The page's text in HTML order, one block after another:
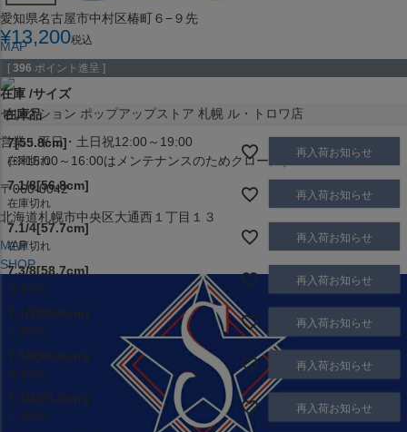
愛知県名古屋市中村区椿町６−９先
MAP
SHOP
セレクション ポップアップストア 札幌 ル・トロワ店
営業：平日・土日祝12:00～19:00
（※15:00～16:00はメンテナンスのためクローズ）
〒060-0042
北海道札幌市中央区大通西１丁目１３
MAP
SHOP
¥13,200税込
[ 396 ポイント進呈 ]
在庫 サイズ
在庫品
7[55.8cm]
在庫切れ
再入荷お知らせ
7.1/8[56.8cm]
在庫切れ
再入荷お知らせ
7.1/4[57.7cm]
在庫切れ
再入荷お知らせ
7.3/8[58.7cm]
在庫切れ
再入荷お知らせ
7.1/2[59.6cm]
在庫切れ
再入荷お知らせ
7.5/8[60.6cm]
在庫切れ
再入荷お知らせ
7.3/4[61.5cm]
在庫切れ
再入荷お知らせ